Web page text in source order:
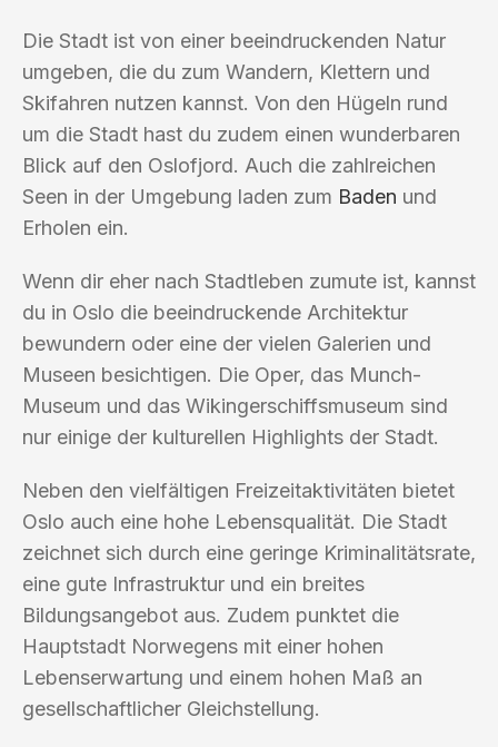
Die Stadt ist von einer beeindruckenden Natur
umgeben, die du zum Wandern, Klettern und
Skifahren nutzen kannst. Von den Hügeln rund
um die Stadt hast du zudem einen wunderbaren
Blick auf den Oslofjord. Auch die zahlreichen
Seen in der Umgebung laden zum Baden und
Erholen ein.
Wenn dir eher nach Stadtleben zumute ist, kannst
du in Oslo die beeindruckende Architektur
bewundern oder eine der vielen Galerien und
Museen besichtigen. Die Oper, das Munch-
Museum und das Wikingerschiffsmuseum sind
nur einige der kulturellen Highlights der Stadt.
Neben den vielfältigen Freizeitaktivitäten bietet
Oslo auch eine hohe Lebensqualität. Die Stadt
zeichnet sich durch eine geringe Kriminalitätsrate,
eine gute Infrastruktur und ein breites
Bildungsangebot aus. Zudem punktet die
Hauptstadt Norwegens mit einer hohen
Lebenserwartung und einem hohen Maß an
gesellschaftlicher Gleichstellung.